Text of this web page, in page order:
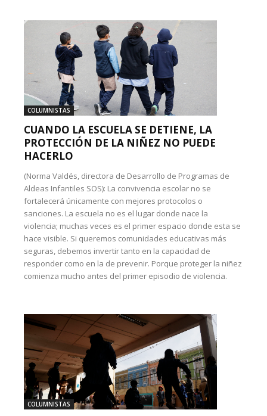
COLUMNISTAS
CUANDO LA ESCUELA SE DETIENE, LA
PROTECCIÓN DE LA NIÑEZ NO PUEDE
HACERLO
(Norma Valdés, directora de Desarrollo de Programas de
Aldeas Infantiles SOS): La convivencia escolar no se
fortalecerá únicamente con mejores protocolos o
sanciones. La escuela no es el lugar donde nace la
violencia; muchas veces es el primer espacio donde esta se
hace visible. Si queremos comunidades educativas más
seguras, debemos invertir tanto en la capacidad de
responder como en la de prevenir. Porque proteger la niñez
comienza mucho antes del primer episodio de violencia.
COLUMNISTAS